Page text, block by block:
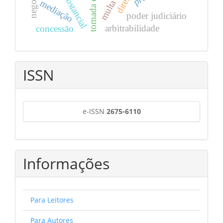
mediação poder judiciário
concessão arbitrabilidade
ISSN
e-ISSN 2675-6110
Informações
Para Leitores
Para Autores